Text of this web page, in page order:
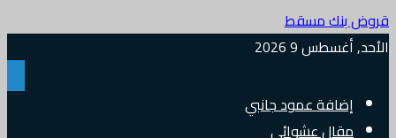
قروض بنك مسقط
الأحد, أغسطس 9 2026
إضافة عمود جانبي
مقال عشوائي